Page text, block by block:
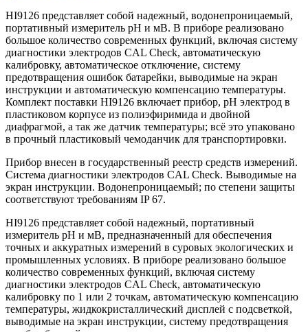
HI9126 представляет собой надежный, водонепроницаемый,
портативный измеритель рН и мВ. В приборе реализовано
большое количество современных функций, включая систему
диагностики электродов CAL Check, автоматическую
калибровку, автоматическое отключение, систему
предотвращения ошибок батарейки, выводимые на экран
инструкции и автоматическую компенсацию температуры.
Комплект поставки HI9126 включает прибор, рН электрод в
пластиковом корпусе из полиэфиримида и двойной
диафрагмой, а так же датчик температуры; всё это упаковано
в прочный пластиковый чемоданчик для транспортировки.
Прибор внесен в государственный реестр средств измерений.
Система диагностики электродов CAL Check. Выводимые на
экран инструкции. Водонепроницаемый; по степени защиты
соответствуют требованиям IP 67.
HI9126 представляет собой надежный, портативный
измеритель рН и мВ, предназначенный для обеспечения
точных и аккуратных измерений в суровых экологических и
промышленных условиях. В приборе реализовано большое
количество современных функций, включая систему
диагностики электродов CAL Check, автоматическую
калибровку по 1 или 2 точкам, автоматическую компенсацию
температуры, жидкокристаллический дисплей с подсветкой,
выводимые на экран инструкции, систему предотвращения